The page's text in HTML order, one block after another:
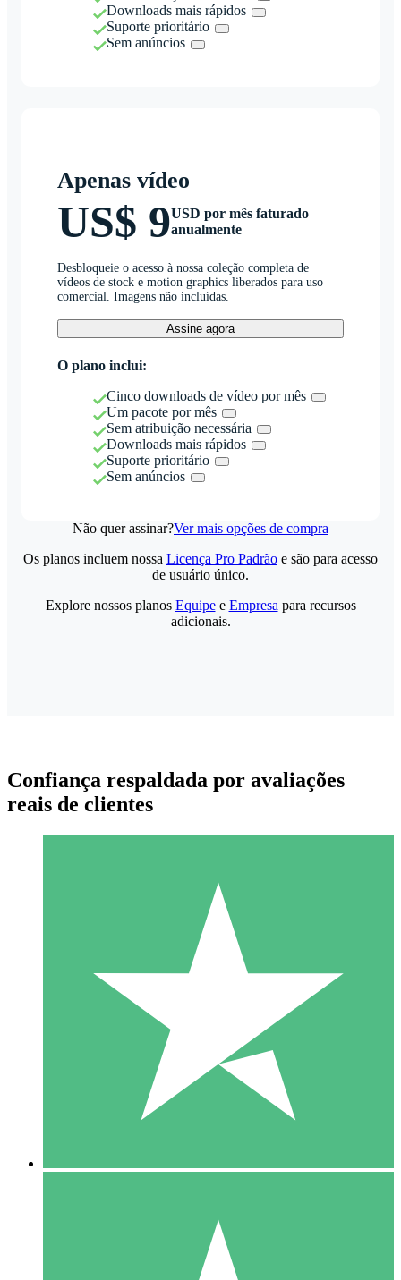
Downloads mais rápidos
Suporte prioritário
Sem anúncios
Apenas vídeo
US$ 9USD por mês faturado
anualmente
Desbloqueie o acesso à nossa coleção completa de
vídeos de stock e motion graphics liberados para uso
comercial. Imagens não incluídas.
Assine agora
O plano inclui:
Cinco downloads de vídeo por mês
Um pacote por mês
Sem atribuição necessária
Downloads mais rápidos
Suporte prioritário
Sem anúncios
Não quer assinar?Ver mais opções de compra
Pacotes de Créditos Individuais
Pague conforme o uso com créditos de download. Sem
1000
10 Downloads
20 00
Os planos incluem nossa Licença Pro Padrão e são para acesso
de usuário único.
Explore nossos planos Equipee Empresa para recursos
adicionais.
Confiança respaldada por avaliações
reais de clientes